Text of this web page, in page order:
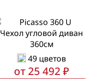
Чехол угловой диван
360см
49 цветов
от 25 492 ₽